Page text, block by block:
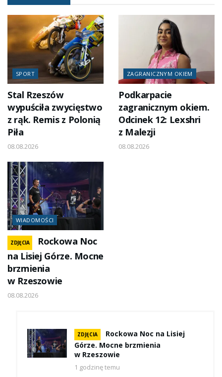
SPORT
Stal Rzeszów
wypuściła zwycięstwo
z rąk. Remis z Polonią
Piła
08.08.2026
ZAGRANICZNYM OKIEM
Podkarpacie
zagranicznym okiem.
Odcinek 12: Lexshri
z Malezji
08.08.2026
WIADOMOŚCI
ZDJĘCIA
Rockowa Noc
na Lisiej Górze. Mocne
brzmienia
w Rzeszowie
08.08.2026
ZDJĘCIA
Rockowa Noc na Lisiej
Górze. Mocne brzmienia
w Rzeszowie
1 godzinę temu